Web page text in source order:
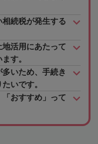
続税が発生する
活用にあたって
す。
いため、手続き
いです。
「おすすめ」って